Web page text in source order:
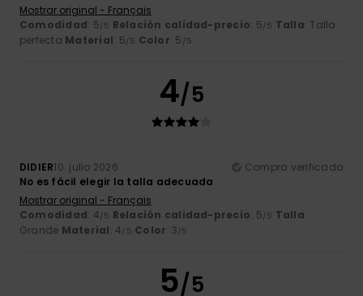
Mostrar original - Français
Comodidad: 5/5 Relación calidad-precio: 5/5 Talla: Talla
perfecta Material: 5/5 Color: 5 /5
4/5
DIDIER10. julio 2026
Compra verificada
No es fácil elegir la talla adecuada
Mostrar original - Français
Comodidad: 4/5 Relación calidad-precio: 5/5 Talla:
Grande Material: 4/5 Color: 3/5
5/5